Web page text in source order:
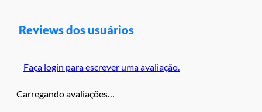
Reviews dos usuários
Faça login para escrever uma avaliação.
Carregando avaliações…